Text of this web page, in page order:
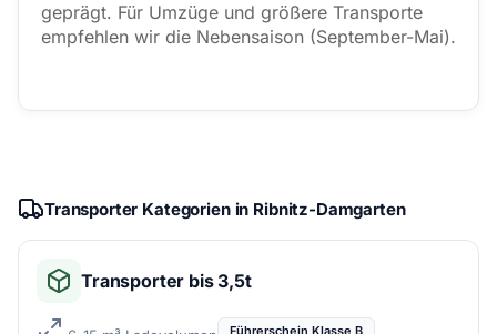
geprägt. Für Umzüge und größere Transporte
empfehlen wir die Nebensaison (September-Mai).
Transporter Kategorien in Ribnitz-Damgarten
Transporter bis 3,5t
Führerschein Klasse B